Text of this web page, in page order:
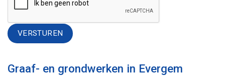
Graaf- en grondwerken in Evergem